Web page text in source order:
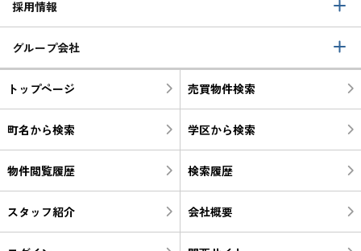
採用情報
グループ会社
トップページ 売買物件検索
町名から検索 学区から検索
物件閲覧履歴 検索履歴
スタッフ紹介 会社概要